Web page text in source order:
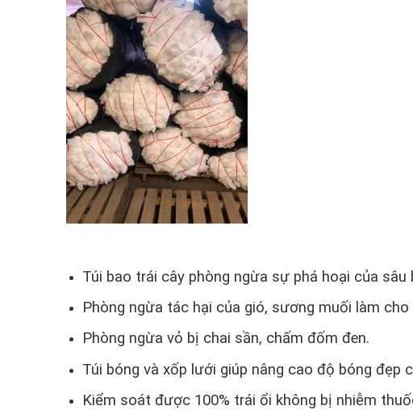
Túi bao trái cây phòng ngừa sự phá hoại của sâu
Phòng ngừa tác hại của gió, sương muối làm
Phòng ngừa vỏ bị chai sần, chấm đốm đen.
Túi bóng và xốp lưới giúp nâng cao độ bóng đẹp
Kiểm soát được 100% trái ổi không bị nhiễm